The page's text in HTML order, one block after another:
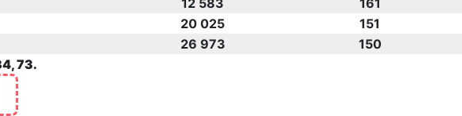
73.
12 583
161
20 025
151
26 973 150